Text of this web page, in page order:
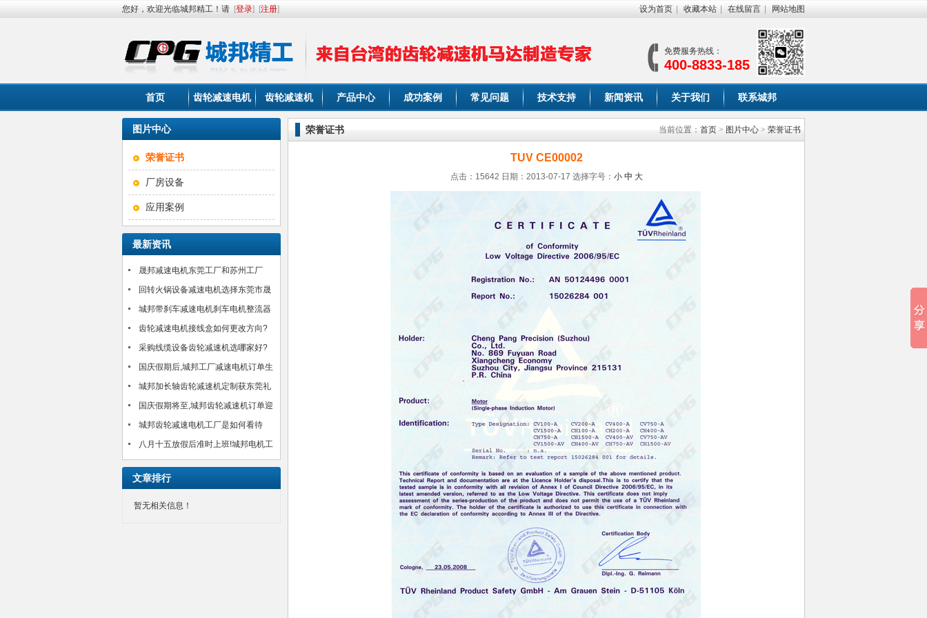
您好，欢迎光临城邦精工！请 [登录] [注册] 设为首页 收藏本站 在线留言 网站地图
免费服务热线：
400-8833-185
首页 齿轮减速电机 齿轮减速机 产品中心 成功案例 常见问题 技术支持 新闻资讯 关于我们 联系城邦
图片中心
荣誉证书
厂房设备
应用案例
最新资讯
晟邦减速电机东莞工厂和苏州工厂
2017年春节放假通知
回转火锅设备减速电机选择东莞市晟
邦机电有限公司?!
城邦带刹车减速电机刹车电机整流器
MH-20TC/MH-25接线方法介绍
齿轮减速电机接线盒如何更改方向?
以台湾城邦CH750-30S为例
采购线缆设备齿轮减速机选哪家好?
城邦25年好品质感动客户!(图)
国庆假期后,城邦工厂减速电机订单生
产交货如期进行,客户满意!
城邦加长轴齿轮减速机定制获东莞礼
品公司肯定!
国庆假期将至,城邦齿轮减速机订单迎
来小高峰!如期安排中!
城邦齿轮减速电机工厂是如何看待
八月十五放假后准时上班!城邦电机工
产交货
文章排行
暂无相关信息！
荣誉证书 当前位置： 首页 > 图片中心 > 荣誉证书
TUV CE00002
点击：15642 日期：2013-07-17 选择字号： 小 中 大